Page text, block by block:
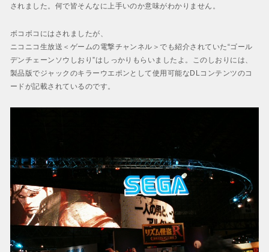
されました。何で皆そんなに上手いのか意味がわかりません。
ボコボコにはされましたが、
ニコニコ生放送＜ゲームの電撃チャンネル＞でも紹介されていた“ゴール
デンチェーンソウしおり”はしっかりもらいましたよ。このしおりには、
製品版でジャックのキラーウエポンとして使用可能なDLコンテンツのコ
ードが記載されているのです。